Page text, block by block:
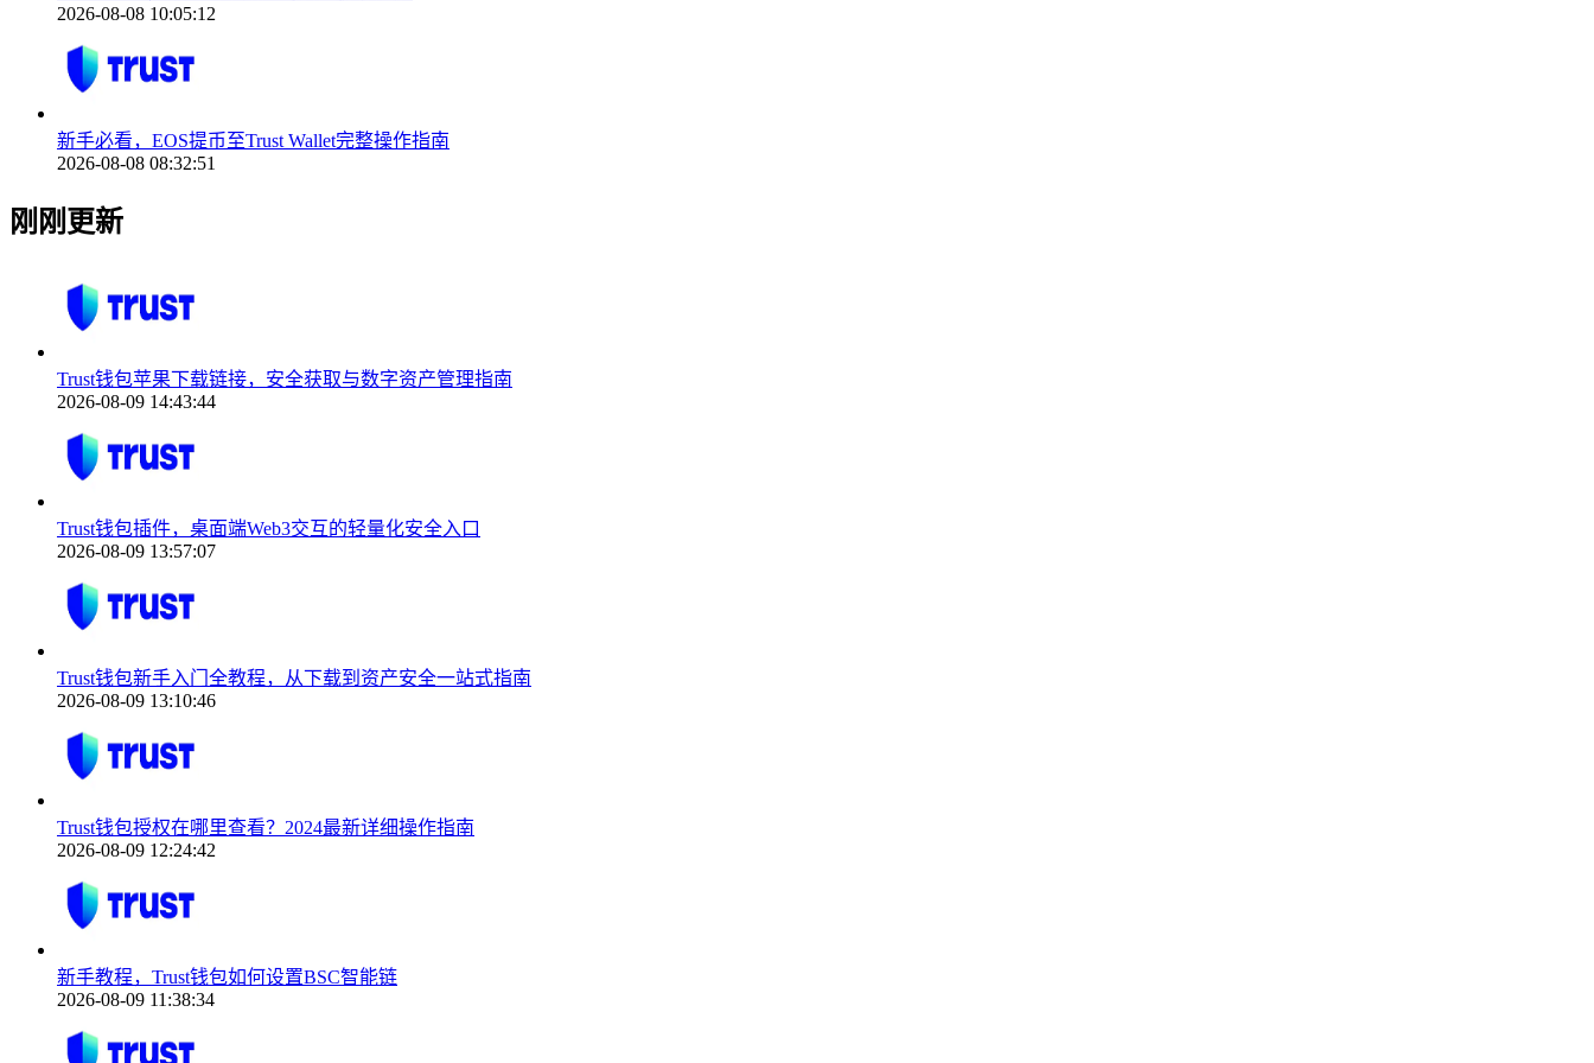
2026-08-08 10:05:12
新手必看，EOS提币至Trust Wallet完整操作指南
2026-08-08 08:32:51
刚刚更新
Trust钱包苹果下载链接，安全获取与数字资产管理指南
2026-08-09 14:43:44
Trust钱包插件，桌面端Web3交互的轻量化安全入口
2026-08-09 13:57:07
Trust钱包新手入门全教程，从下载到资产安全一站式指南
2026-08-09 13:10:46
Trust钱包授权在哪里查看？2024最新详细操作指南
2026-08-09 12:24:42
新手教程，Trust钱包如何设置BSC智能链
2026-08-09 11:38:34